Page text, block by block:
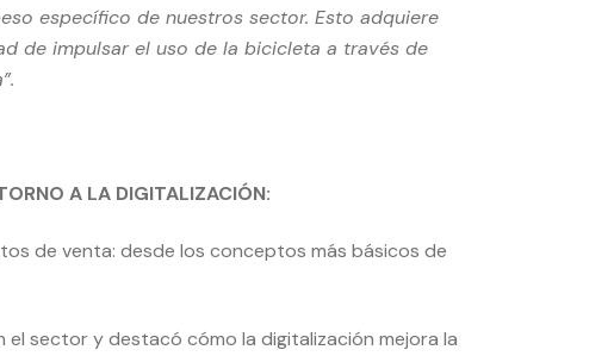
específico de nuestros sector. Esto adquiere
de impulsar el uso de la bicicleta a través de
A LA DIGITALIZACIÓN:
de venta: desde los conceptos más básicos de
sector y destacó cómo la digitalización mejora la